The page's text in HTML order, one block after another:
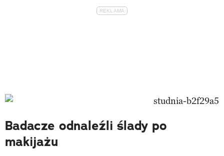
Badacze odnaleźli ślady po
makijażu